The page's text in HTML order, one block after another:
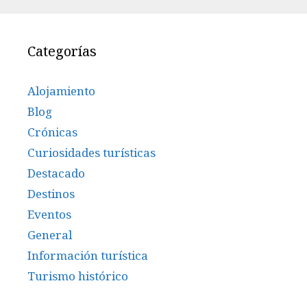
Categorías
Alojamiento
Blog
Crónicas
Curiosidades turísticas
Destacado
Destinos
Eventos
General
Información turística
Turismo histórico